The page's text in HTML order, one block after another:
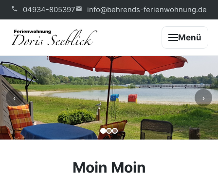
04934-805397 info@behrends-ferienwohnung.de
Menü
‹ ›
Moin Moin